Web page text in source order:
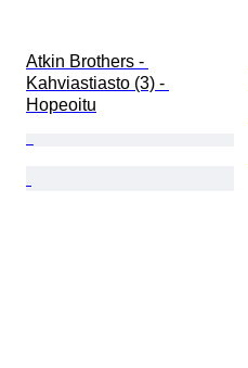
Atkin Brothers -
Kahviastiasto (3) -
Hopeoitu